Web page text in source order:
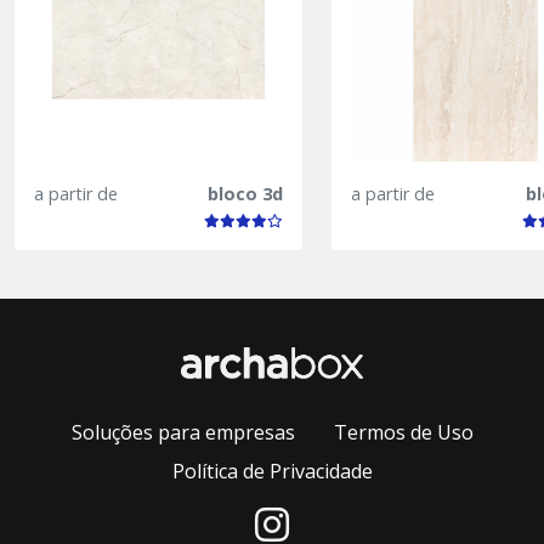
a partir de bloco 3d a partir de
Soluções para empresas
Termos de Uso
Política de Privacidade